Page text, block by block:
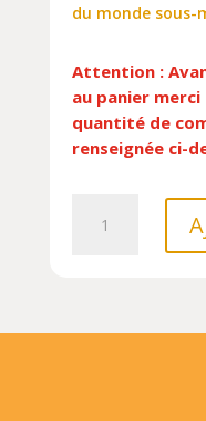
du monde sous-
Attention :
au panier
quantité de
renseignée ci-
-